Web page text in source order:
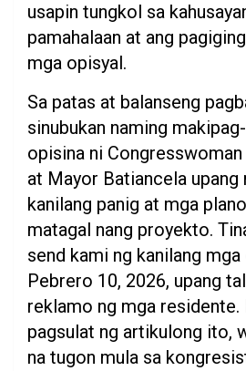
usapin tungkol sa
pamahalaan at ang
mga opisyal.
Sa patas at balanseng
sinubukan naming
opisina ni
at Mayor Batiancela upang
kanilang panig at mga
matagal nang proyekto.
send kami ng kanilang
Pebrero 10, 2026, upang
reklamo ng mga residente.
pagsulat ng artikulong ito,
na tugon mula sa